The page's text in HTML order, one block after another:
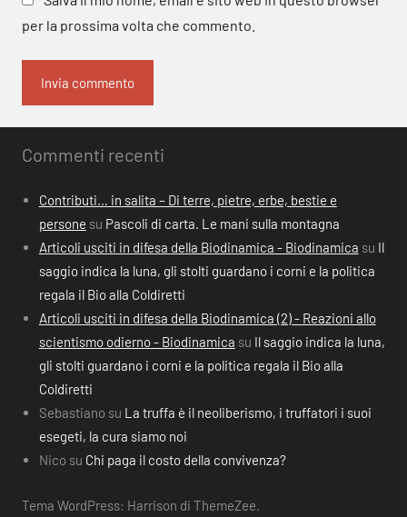
per la prossima volta che commento.
Commenti recenti
Contributi… in salita – Di terre, pietre, erbe, bestie e
persone su Pascoli di carta. Le mani sulla montagna
Articoli usciti in difesa della Biodinamica - Biodinamica su Il
saggio indica la luna, gli stolti guardano i corni e la politica
regala il Bio alla Coldiretti
Articoli usciti in difesa della Biodinamica (2) - Reazioni allo
scientismo odierno - Biodinamica su Il saggio indica la luna,
gli stolti guardano i corni e la politica regala il Bio alla
Coldiretti
Sebastiano su La truffa è il neoliberismo, i truffatori i suoi
esegeti, la cura siamo noi
Nico su Chi paga il costo della convivenza?
Tema WordPress: Harrison di ThemeZee.